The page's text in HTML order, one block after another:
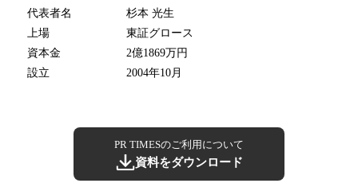
代表者名
杉本 光生
上場
東証グロース
資本金
2億1869万円
設立
2004年10月
PR TIMESのご利用について
資料をダウンロード